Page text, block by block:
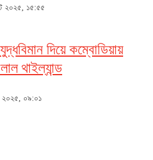
২০২৫, ১৫:৫৫
দিয়ে কম্বোডিয়ায়
থাইল্যান্ড
২০২৫, ০৯:০১